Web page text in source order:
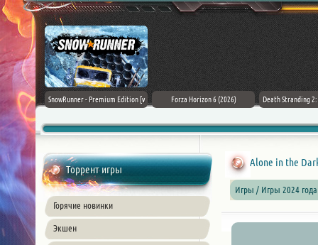
Flag
PC
SnowRunner - Premium Edition [v
Forza Horizon 6 (2026) Death Stranding
Торрент игры
Горячие новинки
Экшен
Alone in the
Игры / Игры 2024